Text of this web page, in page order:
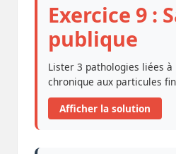
Exercice 9 :
publique
Lister 3 pathologies liées à
chronique aux particules
Afficher la solution